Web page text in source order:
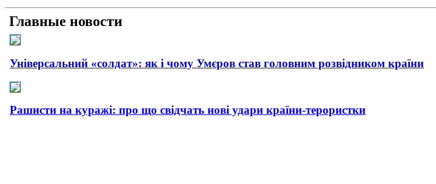
Главные новости
Універсальний «солдат»: як і чому Умєров став головним розвідником країни
Рашисти на куражі: про що свідчать нові удари країни-терористки